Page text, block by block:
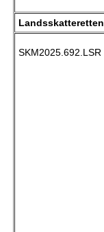
Landsskatteretten
SKM2025.692.LSR